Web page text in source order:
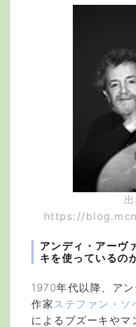
https://
アンディ・アーヴ
キを使っているの
1970年代以降、ア
作家 ステファン・
によるブズーキやマ